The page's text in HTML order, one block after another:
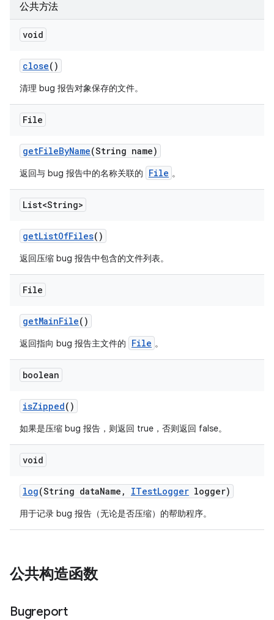
公共方法
void
close()
清理 bug 报告对象保存的文件。
File
getFileByName(String name)
返回与 bug 报告中的名称关联的 File 。
List<String>
getListOfFiles()
返回压缩 bug 报告中包含的文件列表。
File
getMainFile()
返回指向 bug 报告主文件的 File 。
boolean
isZipped()
如果是压缩 bug 报告，则返回 true，否则返回 false。
void
log(String dataName , ITestLogger logger)
用于记录 bug 报告（无论是否压缩）的帮助程序。
公共构造函数
Bugreport